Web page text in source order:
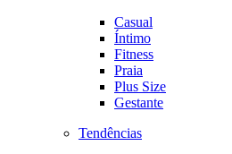
Casual
Íntimo
Fitness
Praia
Plus Size
Gestante
Tendências